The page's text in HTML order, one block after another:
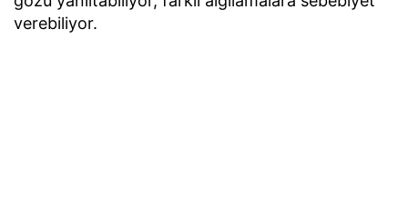
verebiliyor.